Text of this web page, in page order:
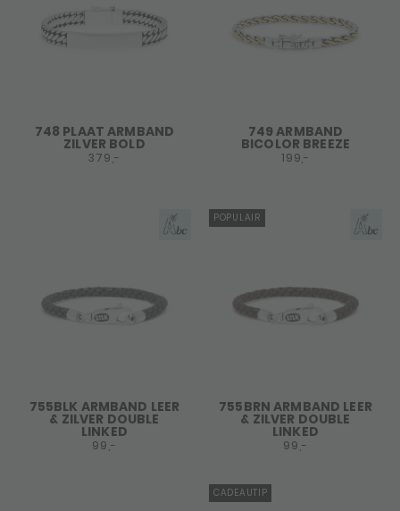
748 PLAAT ARMBAND
ZILVER BOLD
379,-
749 ARMBAND
BICOLOR BREEZE
199,-
755BLK ARMBAND LEER
& ZILVER DOUBLE
LINKED
99,-
POPULAIR
755BRN ARMBAND LEER
& ZILVER DOUBLE
LINKED
99,-
CADEAUTIP